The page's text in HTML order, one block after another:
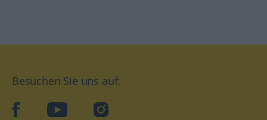
Besuchen Sie uns auf:
facebookYouTube Instagram